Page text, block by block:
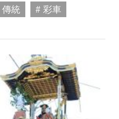
統 # 彩車